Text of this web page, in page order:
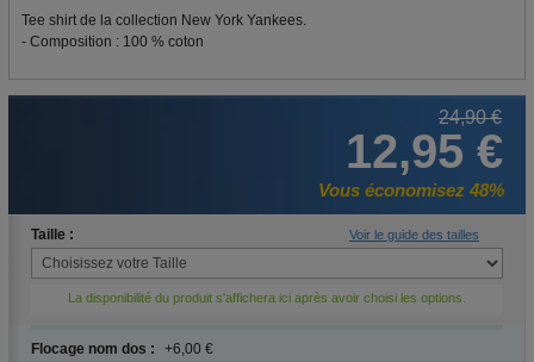
Tee shirt de la collection New York Yankees.
- Composition : 100 % coton
24,90 €
12,95 €
Vous économisez 48%
Taille : Voir le guide des tailles
La disponibilité du produit s'affichera ici après avoir choisi les options.
Flocage nom dos : +6,00 €